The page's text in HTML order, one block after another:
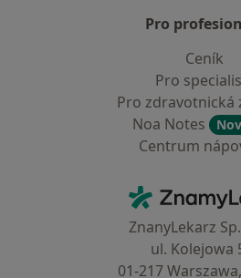
Pro
Ceník
Pro
Pro zdravotnická
Noa Notes
Centrum
ZnanyLekarz
ul. Kolejowa
01-217